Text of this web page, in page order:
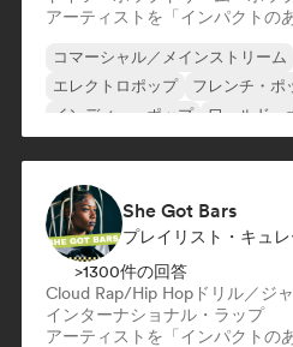
アーティストを「インパクトの
コマーシャル／メインストリーム
エレクトロポップ
フレンチ・ポ
インディー・ポップ
ワールド・
She Got Bars
プレイリスト・キュ
>1300件の回答
Cloud Rap/Hip Hop ドリル／ジ
インターナショナル・ラップ
アーティストを「インパクトの